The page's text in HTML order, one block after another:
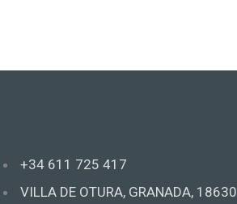
+34 611 725 417
VILLA DE OTURA, GRANADA, 18630